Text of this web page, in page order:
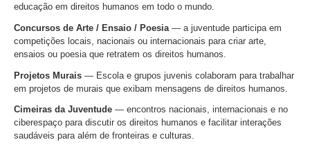
educação em direitos humanos em todo o mundo.
Concursos de Arte / Ensaio / Poesia — a juventude participa em
competições locais, nacionais ou internacionais para criar arte,
ensaios ou poesia que retratem os direitos humanos.
Projetos Murais — Escola e grupos juvenis colaboram para trabalhar
em projetos de murais que exibam mensagens de direitos humanos.
Cimeiras da Juventude — encontros nacionais, internacionais e no
ciberespaço para discutir os direitos humanos e facilitar interações
saudáveis para além de fronteiras e culturas.